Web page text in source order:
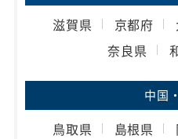
滋賀県 京都府
奈良県
中国
鳥取県 島根県